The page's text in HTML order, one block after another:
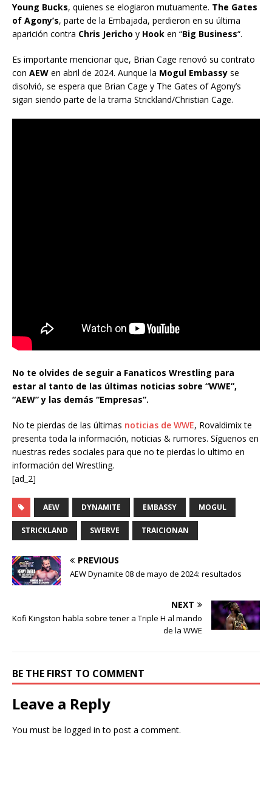
Young Bucks, quienes se elogiaron mutuamente. The Gates
of Agony’s, parte de la Embajada, perdieron en su última
aparición contra Chris Jericho y Hook en “Big Business“.
Es importante mencionar que, Brian Cage renovó su contrato
con AEW en abril de 2024. Aunque la Mogul Embassy se
disolvió, se espera que Brian Cage y The Gates of Agony’s
sigan siendo parte de la trama Strickland/Christian Cage.
No te olvides de seguir a Fanaticos Wrestling para
estar al tanto de las últimas noticias sobre “WWE”,
“AEW” y las demás “Empresas”.
No te pierdas de las últimas noticias de WWE, Rovaldimix te
presenta toda la información, noticias & rumores. Síguenos en
nuestras redes sociales para que no te pierdas lo ultimo en
información del Wrestling.
[ad_2]
AEW DYNAMITE EMBASSY MOGUL
STRICKLAND SWERVE TRAICIONAN
PREVIOUS
AEW Dynamite 08 de mayo de 2024: resultados
NEXT
Kofi Kingston habla sobre tener a Triple H al mando
de la WWE
BE THE FIRST TO COMMENT
Leave a Reply
You must be logged in to post a comment.